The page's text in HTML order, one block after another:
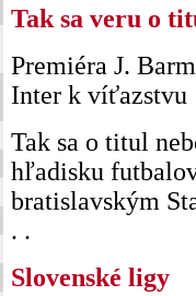
Tak sa veru o
Premiéra J.
Inter k víťazstvu
Tak sa o titul
hľadisku
bratislavským
. .
Slovenské ligy